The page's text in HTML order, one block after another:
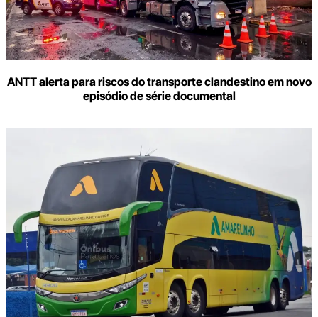
ANTT alerta para riscos do transporte clandestino em novo
episódio de série documental